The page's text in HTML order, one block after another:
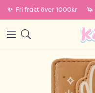
✨ Fri frakt över 1000kr 🦄